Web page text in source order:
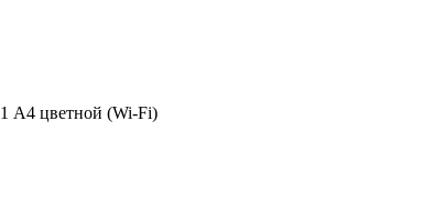
А4 цветной (Wi-Fi)